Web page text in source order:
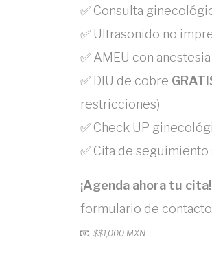
✅ Consulta
✅ Ultrasonido no
✅ AMEU con
✅ DIU de cobre
restricciones)
✅ Check UP
✅ Cita de seguimiento
¡Agenda ahora tu cita!
formulario de contacto.
$$1,000 MXN